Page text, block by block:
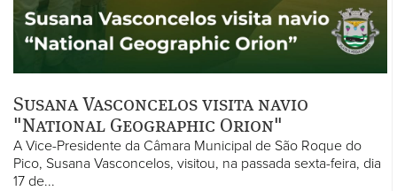
Susana Vasconcelos visita navio
"National Geographic Orion"
A Vice-Presidente da Câmara Municipal de São Roque do
Pico, Susana Vasconcelos, visitou, na passada sexta-feira, dia
17 de...